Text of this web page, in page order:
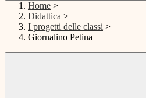
Home >
Didattica >
I progetti delle classi >
Giornalino Petina